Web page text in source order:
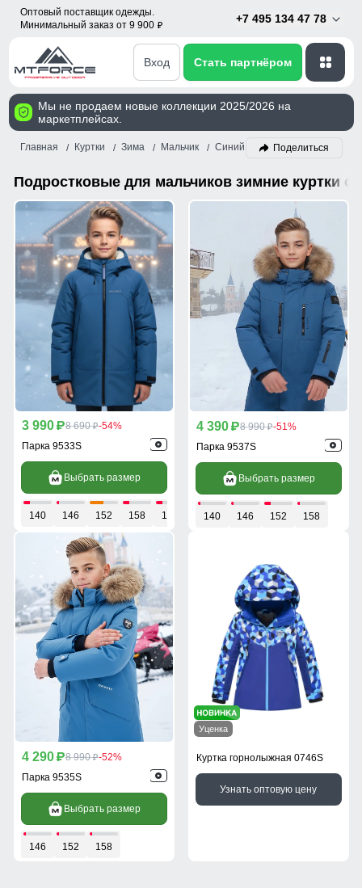
Оптовый поставщик одежды.
Минимальный заказ от 9 900 p
+7 495 134 47 78
Вход Стать партнёром
Мы не продаем новые коллекции 2025/2026 на
маркетплейсах.
Главная Куртки Зима Мальчик Синий Поделиться
Подростковые для мальчиков зимние куртки
3 990 p8 690 p-54%
Парка 9533S
Выбрать размер
140 146 152 158 164
4 390 p8 990 p-51%
Парка 9537S
Выбрать размер
140 146 152 158
4 290 p8 990 p-52%
Парка 9535S
Выбрать размер
146 152 158
Уценка
Куртка горнолыжная 0746S
Узнать оптовую цену